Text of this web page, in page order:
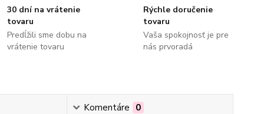
30 dní na vrátenie
tovaru
Predĺžili sme dobu na
vrátenie tovaru
Rýchle doručenie
tovaru
Vaša spokojnosť je pre
nás prvoradá
Komentáre 0